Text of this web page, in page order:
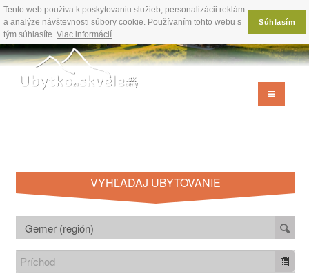
Tento web používa k poskytovaniu služieb, personalizácii reklám
a analýze návštevnosti súbory cookie. Používaním tohto webu s
tým súhlasíte. Viac informácií
Súhlasím
VYHĽADAJ UBYTOVANIE